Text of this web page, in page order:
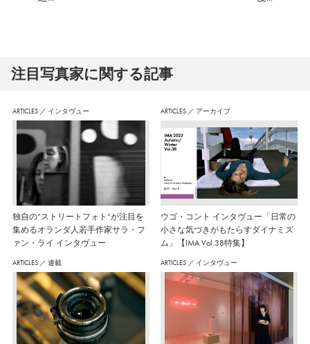
注⽬写真家に関する記事
ARTICLES ／ インタヴュー
独自の“ストリートフォト”が注目を
集めるオランダ人若手作家サラ・フ
ァン・ライ インタヴュー
ARTICLES ／ アーカイブ
ウゴ・コント インタヴュー「日常の
小さな気づきがもたらすダイナミズ
ム」【IMA Vol.38特集】
ARTICLES ／ 連載 ARTICLES ／ インタヴュー